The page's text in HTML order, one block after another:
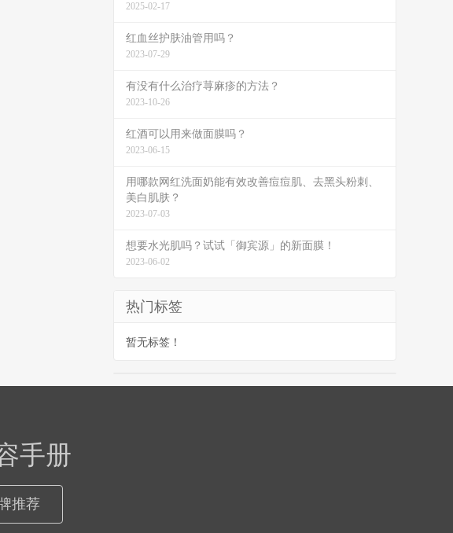
2025-02-17
红血丝护肤油管用吗？
2023-07-29
有没有什么治疗荨麻疹的方法？
2023-10-26
红酒可以用来做面膜吗？
2023-06-15
用哪款网红洗面奶能有效改善痘痘肌、去黑头粉刺、
美白肌肤？
2023-07-03
想要水光肌吗？试试「御宾源」的新面膜！
2023-06-02
热门标签
暂无标签！
手册
推荐